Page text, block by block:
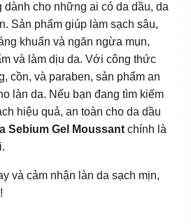
dành cho những ai có da dầu, da
Sản phẩm giúp làm sạch sâu,
khuẩn và ngăn ngừa mụn,
và làm dịu da. Với công thức
cồn, và paraben, sản phẩm an
làn da. Nếu bạn đang tìm kiếm
hiệu quả, an toàn cho da dầu
Sebium Gel Moussant chính là
và cảm nhận làn da sạch mịn,